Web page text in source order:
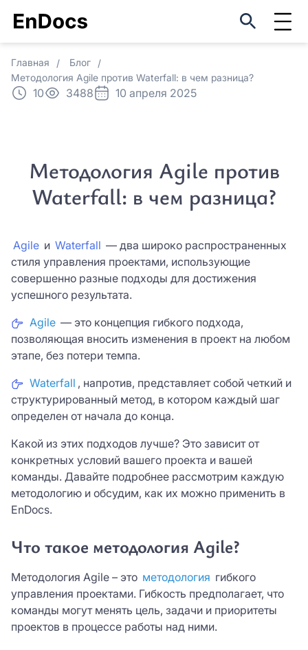
Главная
Блог
Методология Agile против Waterfall: в чем разница?
10 3488 10 апреля 2025
Методология Agile против
Waterfall: в чем разница?
Agile и Waterfall — два широко распространенных
стиля управления проектами, использующие
совершенно разные подходы для достижения
успешного результата.
Agile — это концепция гибкого подхода,
позволяющая вносить изменения в проект на любом
этапе, без потери темпа.
Waterfall , напротив, представляет собой четкий и
структурированный метод, в котором каждый шаг
определен от начала до конца.
Какой из этих подходов лучше? Это зависит от
конкретных условий вашего проекта и вашей
команды. Давайте подробнее рассмотрим каждую
методологию и обсудим, как их можно применить в
EnDocs.
Что такое методология Agile?
Методология Agile – это методология гибкого
управления проектами. Гибкость предполагает, что
команды могут менять цель, задачи и приоритеты
проектов в процессе работы над ними.
Оставить заявку
Отправить
Нажимая на кнопку «Оставить заявку», вы
соглашаетесь с
политикой конфиденциальности
ФИО*
Причина интереса *
Причина интереса *
Пароль *
Телефон *
Я согласен сусловиями
Нажимая кнопку «Зарегистрироваться» Вы
даете свое
согласиена обработку Ваших
персональных данных
ЗАРЕГИСТРИРОВАТЬСЯ
Оцените EnDocs в реальном
использовании
ФИО*
Причина интереса *
Причина интереса *
Email *
Телефон *
Я согласен сусловиями
сайта и сервиса.
Нажимая кнопку «Зарегистрироваться» Вы
даете своесогласиена обработку Ваших
персональных данных